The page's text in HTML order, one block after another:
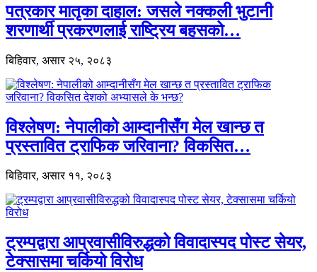
पत्रकार मातृका दाहाल: जसले नक्कली भुटानी
शरणार्थी प्रकरणलाई राष्ट्रिय बहसको…
बिहिवार, असार २५, २०८३
विश्लेषण: नेपालीको आम्दानीसँग मेल खान्छ त
प्रस्तावित ट्राफिक जरिवाना? विकसित…
बिहिवार, असार ११, २०८३
ट्रम्पद्वारा आप्रवासीविरुद्धको विवादास्पद पोस्ट सेयर,
टेक्सासमा चर्कियो विरोध